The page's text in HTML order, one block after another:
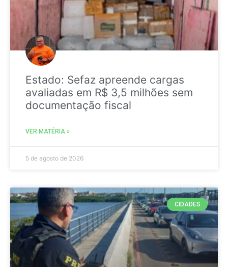
Estado: Sefaz apreende cargas
avaliadas em R$ 3,5 milhões sem
documentação fiscal
VER MATÉRIA »
5 de agosto de 2026
CIDADES